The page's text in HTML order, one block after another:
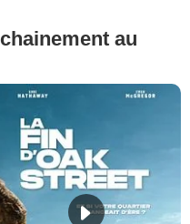
au